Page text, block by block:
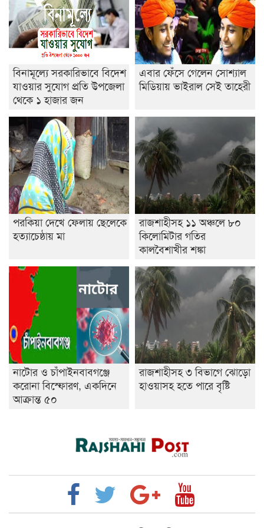
শেষ সময়ে ভোট কারচুরি অভিযোগ আবিদের
বিনামূল্যে সরকারিভাবে বিদেশ
যাওয়ার সুযোগ প্রতি উপজেলা
থেকে ১ হাজার জন
এবার ফেঁসে গেলেন সোশ্যাল
মিডিয়ায় ভাইরাল সেই তাহেরী
পরকিয়া দেখে ফেলায় ছেলেকে
হত্যাচেষ্ঠায় মা
রাজশাহীসহ ১১ অঞ্চলে ৮০
কিলোমিটার গতির
কালবৈশাখীর শঙ্কা
নাটোর ও চাঁপাইনবাবগঞ্জে
করোনা বিস্ফোরণ, একদিনে
আক্রান্ত ৫০
রাজশাহীসহ ৩ বিভাগে ঝোড়ো
হাওয়াসহ হতে পারে বৃষ্টি